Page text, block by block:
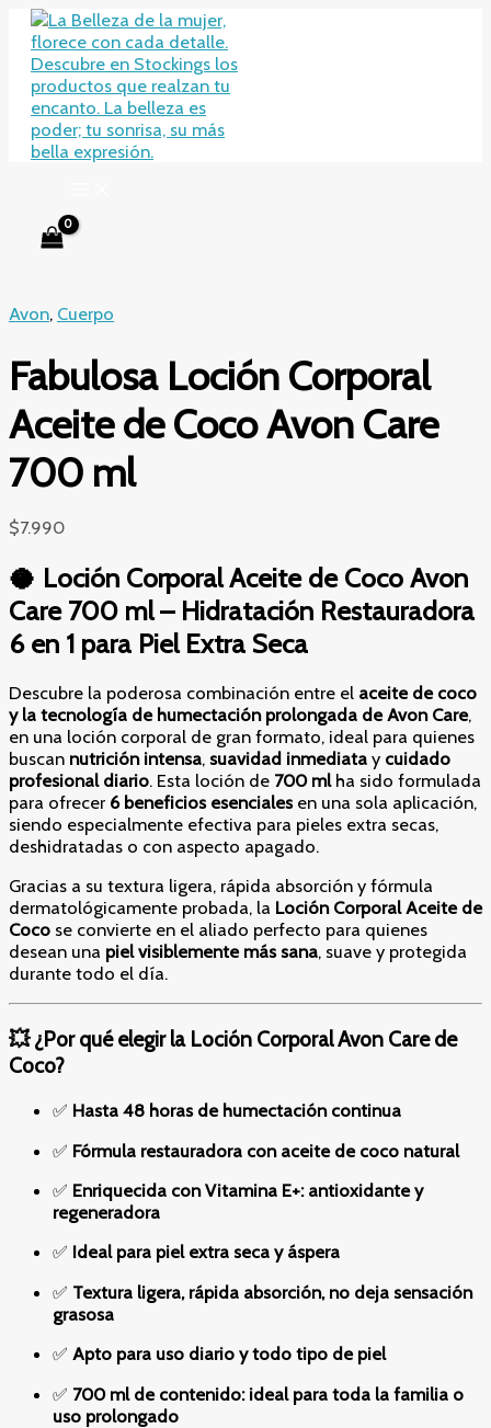
contenido
Avon, Cuerpo
Fabulosa Loción Corporal
Aceite de Coco Avon Care
700 ml
$7.990
🥥 Loción Corporal Aceite de Coco Avon
Care 700 ml – Hidratación Restauradora
6 en 1 para Piel Extra Seca
Descubre la poderosa combinación entre el aceite de coco
y la tecnología de humectación prolongada de Avon Care,
en una loción corporal de gran formato, ideal para quienes
buscan nutrición intensa, suavidad inmediata y cuidado
profesional diario. Esta loción de 700 mlha sido formulada
para ofrecer 6 beneficios esencialesen una sola aplicación,
siendo especialmente efectiva para pieles extra secas,
deshidratadas o con aspecto apagado.
Gracias a su textura ligera, rápida absorción y fórmula
dermatológicamente probada, la Loción Corporal Aceite de
Coco se convierte en el aliado perfecto para quienes
desean una piel visiblemente más sana, suave y protegida
durante todo el día.
💥 ¿Por qué elegir la Loción Corporal Avon Care de
Coco?
✅ Hasta 48 horas de humectación continua
✅ Fórmula restauradora con aceite de coco natural
✅ Enriquecida con Vitamina E+: antioxidante y
regeneradora
✅ Ideal para piel extra seca y áspera
✅ Textura ligera, rápida absorción, no deja sensación
grasosa
✅ Apto para uso diario y todo tipo de piel
✅ 700 ml de contenido: ideal para toda la familia o
uso prolongado